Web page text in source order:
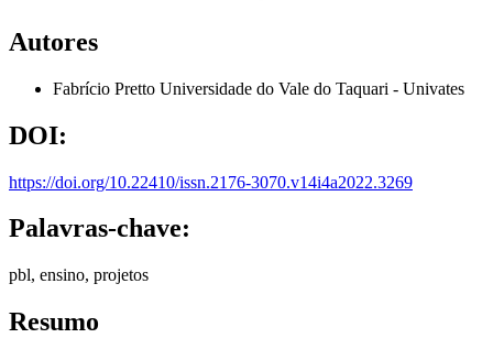
Autores
Fabrício Pretto Universidade do Vale do Taquari - Univates
DOI:
https://doi.org/10.22410/issn.2176-3070.v14i4a2022.3269
Palavras-chave:
pbl, ensino, projetos
Resumo